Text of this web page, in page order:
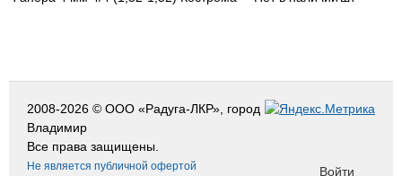
2008-2026 © ООО «Радуга-ЛКР», город
Владимир
Все права защищены.
Не является публичной офертой Войти